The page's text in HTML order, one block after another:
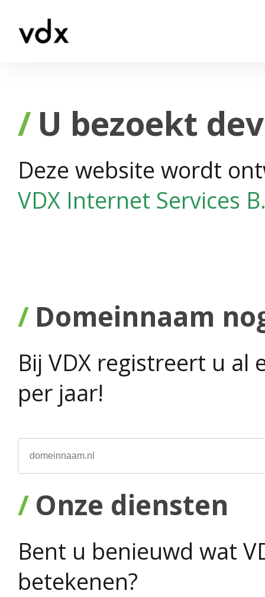
U bezoekt
Deze website wordt
VDX Internet Services
Domeinnaam
Bij VDX registreert u al
per jaar!
Onze diensten
Bent u benieuwd wat
betekenen?